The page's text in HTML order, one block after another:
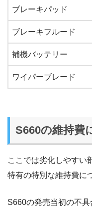
ブレーキパッド
ブレーキフルード
補機バッテリー
ワイパーブレード
S660の維持費
ここでは劣化しやすい
特有の特別な維持費に
S660の発売当初の不